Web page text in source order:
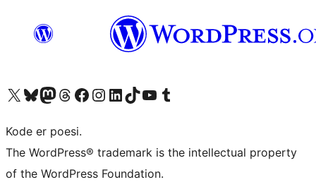
Besøk vår konto på X Visit our Bluesky account
Besøk vår Mastodon-konto
Visit our Threads account
Besøk vår Facebook-sideBesøk vår Instagram-konto
Besøk vår LinkedIn-konto
Visit our TikTok account
Visit our YouTube channel
Visit our Tumblr account
Kode er poesi.
The WordPress® trademark is the intellectual property
of the WordPress Foundation.